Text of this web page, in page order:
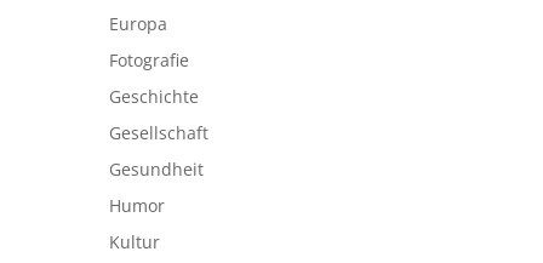
Europa
Fotografie
Geschichte
Gesellschaft
Gesundheit
Humor
Kultur